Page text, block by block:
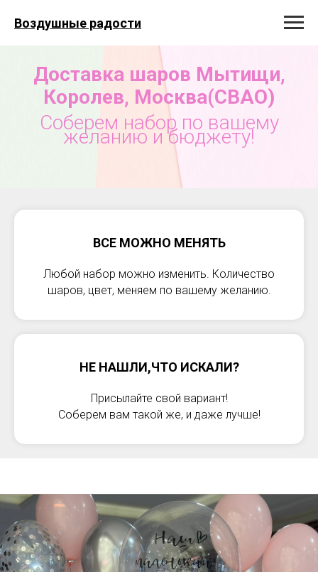
Воздушные радости
Доставка шаров Мытищи,
Королев, Москва(СВАО)
Соберем набор по вашему
желанию и бюджету!
ВСЕ МОЖНО МЕНЯТЬ
Любой набор можно изменить. Количество
шаров, цвет, меняем по вашему желанию.
НЕ НАШЛИ,ЧТО ИСКАЛИ?
Присылайте свой вариант!
Соберем вам такой же, и даже лучше!